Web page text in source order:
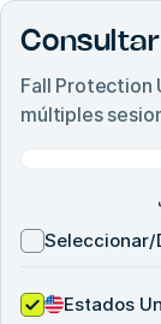
Fall Protection
múltiples
Estados